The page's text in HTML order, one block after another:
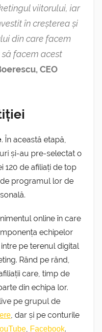
viitorului, iar
în creșterea și
din care facem
facem acest
CEO
. În această etapă,
și-au pre-selectat o
120 de afiliați de top
programul lor de
online în care
echipelor
pe terenul digital
Rând pe rând,
care, timp de
din echipa lor.
pe grupul de
, dar și pe conturile
Facebook.